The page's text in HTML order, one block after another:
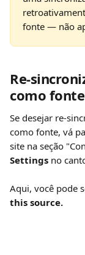
fonte — não
Re-
como fonte
Se desejar re-
como fonte, vá
site na seção
Settings no
Aqui, você pode
this source.